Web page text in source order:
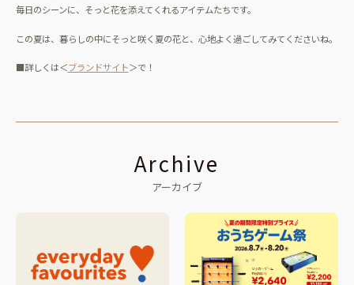
毎日のシーンに、そっと花を添えてくれるアイテムたちです。
この夏は、暮らしの中にそっと咲く夏の花と、心地よく過ごしてみてくださいね。
■詳しくは＜ブランドサイト＞で！
Archive
アーカイブ